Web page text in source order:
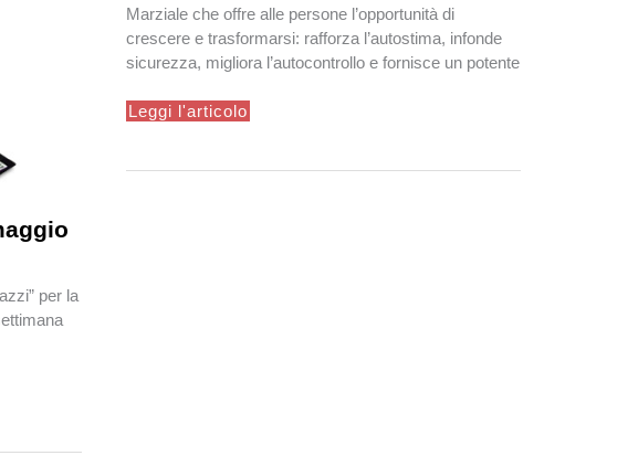
Marziale che offre alle persone l’opportunità di
crescere e trasformarsi: rafforza l’autostima, infonde
sicurezza, migliora l’autocontrollo e fornisce un potente
Promozione
estate
Leggi l'articolo
per la